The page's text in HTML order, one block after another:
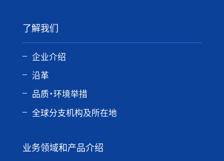
了解我们
企业介绍
沿革
品质・环境举措
全球分支机构及所在地
业务领域和产品介绍